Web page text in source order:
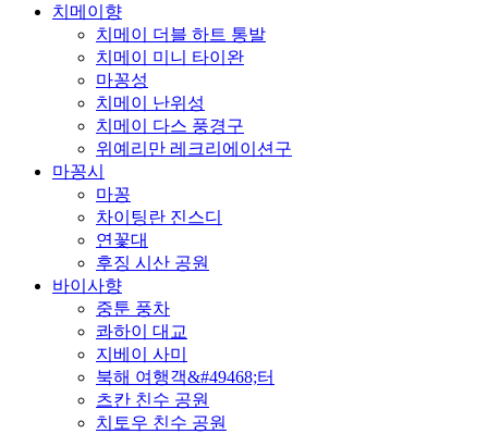
치메이향
치메이 더블 하트 통발
치메이 미니 타이완
마꽁성
치메이 난위성
치메이 다스 풍경구
위예리만 레크리에이션구
마꽁시
마꽁
차이팅란 진스디
연꽃대
후징 시산 공원
바이사향
중툰 풍차
콰하이 대교
지베이 사미
북해 여행객&#49468;터
츠칸 친수 공원
치토우 친수 공원